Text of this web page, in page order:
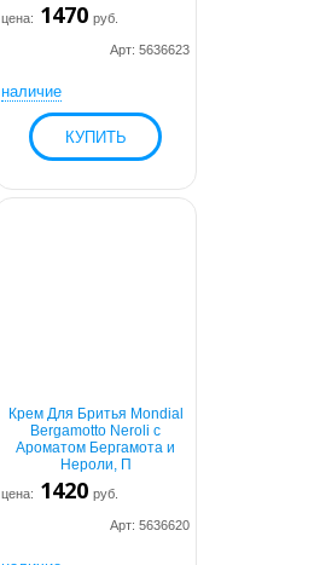
цена: 1470 руб.
Арт: 5636623
наличие
Крем Для Бритья Mondial
Bergamotto Neroli с
Ароматом Бергамота и
Нероли, П
цена: 1420 руб.
Арт: 5636620